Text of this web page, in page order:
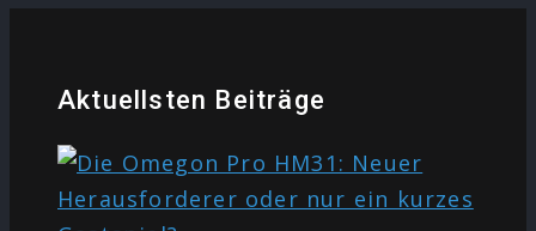
Aktuellsten Beiträge